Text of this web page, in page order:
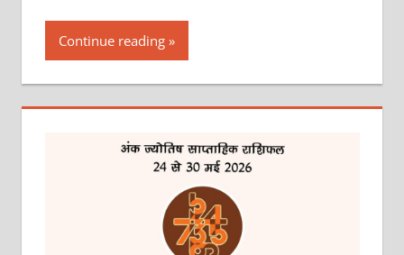
Continue reading